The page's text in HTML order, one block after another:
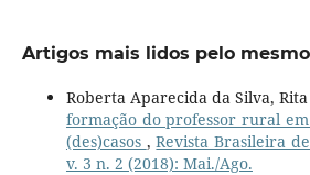
Artigos mais lidos pelo
Roberta Aparecida da Silva, Rita
formação do professor rural em
(des)casos ,Revista Brasileira
v. 3 n. 2 (2018): Mai./Ago.